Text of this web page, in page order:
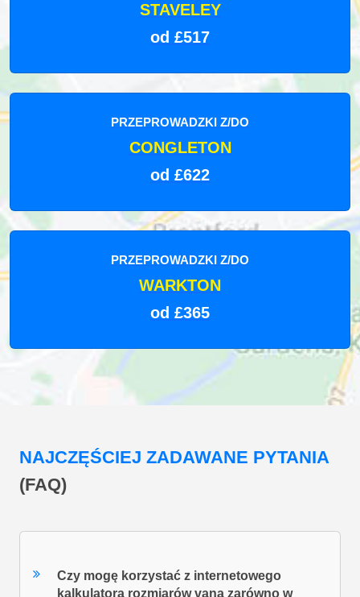
STAVELEY
od £517
PRZEPROWADZKI Z/DO
CONGLETON
od £622
PRZEPROWADZKI Z/DO
WARKTON
od £365
NAJCZĘŚCIEJ ZADAWANE PYTANIA
(FAQ)
Czy mogę korzystać z internetowego
kalkulatora rozmiarów vana zarówno w